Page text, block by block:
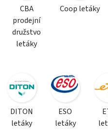
CBA
prodejní
družstvo
letáky
Coop letáky
DITON
letáky
ESO
letáky